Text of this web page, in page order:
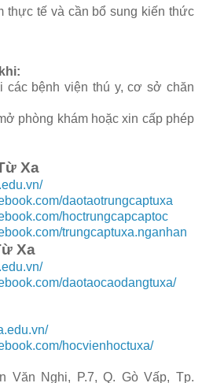
thực tế và cần bổ sung kiến thức
bệnh viện thú y, cơ sở chăn
phòng khám hoặc xin cấp phép
Xa
daotaotrungcaptuxa
hoctrungcapcaptoc
trungcaptuxa.nganhan
Xa
daotaocaodangtuxa/
hocvienhoctuxa/
Văn Nghi, P.7, Q. Gò Vấp, Tp.